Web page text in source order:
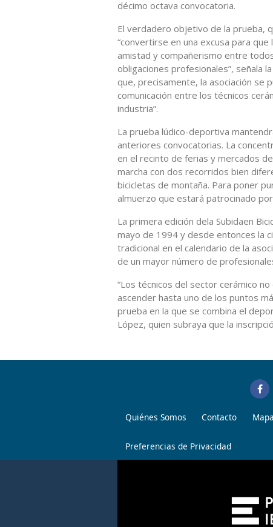
décimo octava convocatoria.
El verdadero objetivo de la prueba,
“convertirse en una excusa para
amistad y compañerismo entre
obligaciones profesionales”, señala
que, precisamente, la asociación se
comunicación entre los técnicos
industria”.
La prueba lúdico-deportiva
anteriores convocatorias. La
en el recinto de ferias y mercados
marcha con dos recorridos bien
bicicletas de montaña. Para poner
almuerzo que estará patrocinado
La primera edición dela Subidaen
mayo de 1994 y desde entonces la
tradicional en el calendario de la
de un mayor número de
“Los técnicos del sector cerámico
ascender hasta uno de los puntos
prueba en la que se combina el
López, quien subraya que la
Quiénes Somos Contacto
Preferencias de Privacidad